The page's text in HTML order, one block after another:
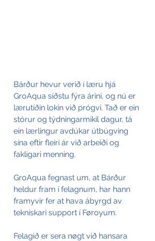
Bárður hevur verið í læru hjá
GroAqua síðstu fýra árini, og nú er
lærutíðin lokin við prógvi. Tað er ein
stórur og týdningarmikil dagur, tá
ein lærlingur avdúkar útbúgving
sína eftir fleiri ár við arbeiði og
fakligari menning.
GroAqua fegnast um, at Bárður
heldur fram í felagnum, har hann
framyvir fer at hava ábyrgd av
tekniskari support í Føroyum.
Felagið er sera nøgt við hansara